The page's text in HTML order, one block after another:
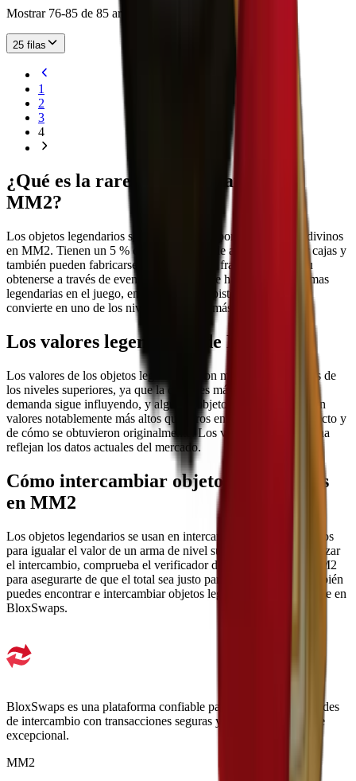
Mostrar 76-85 de 85 artículos
25 filas
1
2
3
4
¿Qué es la rareza «Legendaria» en
MM2?
Los objetos legendarios se sitúan un nivel por debajo de los divinos
en MM2. Tienen un 5 % de probabilidad de aparecer al abrir cajas y
también pueden fabricarse utilizando doce fragmentos raros u
obtenerse a través de eventos. Actualmente hay más de 50 armas
legendarias en el juego, entre cuchillos y pistolas, lo que las
convierte en uno de los niveles de rareza más numerosos.
Los valores legendarios de MM2
Los valores de los objetos legendarios son más estables que los de
los niveles superiores, ya que la oferta es más constante. La
demanda sigue influyendo, y algunos objetos legendarios tienen
valores notablemente más altos que otros en función de su aspecto y
de cómo se obtuvieron originalmente. Los valores de esta página
reflejan los datos actuales del mercado.
Cómo intercambiar objetos legendarios
en MM2
Los objetos legendarios se usan en intercambios de varios objetos
para igualar el valor de un arma de nivel superior. Antes de realizar
el intercambio, comprueba el verificador de intercambios de MM2
para asegurarte de que el total sea justo para ambas partes. También
puedes encontrar e intercambiar objetos legendarios directamente en
BloxSwaps.
BloxSwaps es una plataforma confiable para todas tus necesidades
de intercambio con transacciones seguras y un soporte al cliente
excepcional.
MM2